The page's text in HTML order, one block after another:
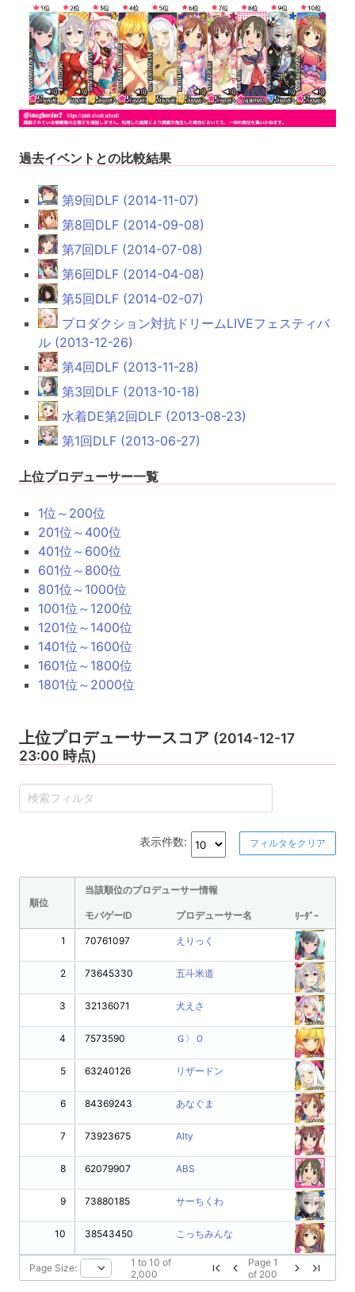
過去イベントとの比較結果
第9回DLF (2014-11-07)
第8回DLF (2014-09-08)
第7回DLF (2014-07-08)
第6回DLF (2014-04-08)
第5回DLF (2014-02-07)
プロダクション対抗ドリームLIVEフェスティバ
ル (2013-12-26)
第4回DLF (2013-11-28)
第3回DLF (2013-10-18)
水着DE第2回DLF (2013-08-23)
第1回DLF (2013-06-27)
上位プロデューサー一覧
1位～200位
201位～400位
401位～600位
601位～800位
801位～1000位
1001位～1200位
1201位～1400位
1401位～1600位
1601位～1800位
1801位～2000位
上位プロデューサースコア (2014-12-17
23:00 時点)
表示件数: フィルタをクリア
順位
当該順位のプロデューサー情報
モバゲーID プロデューサー名 ﾘｰﾀﾞｰ
1
2
3
4
5
6
7
8
9
10
70761097 えりっく
73645330 五斗米道
32136071 犬えさ
7573590 Ｇ〉Ｏ
63240126 リザードン
84369243 あなぐま
73923675 Alty
62079907 ABS
73880185 サーちくわ
38543450 こっちみんな
Page Size: 1 to 10 of
2,000
Page 1
of 200